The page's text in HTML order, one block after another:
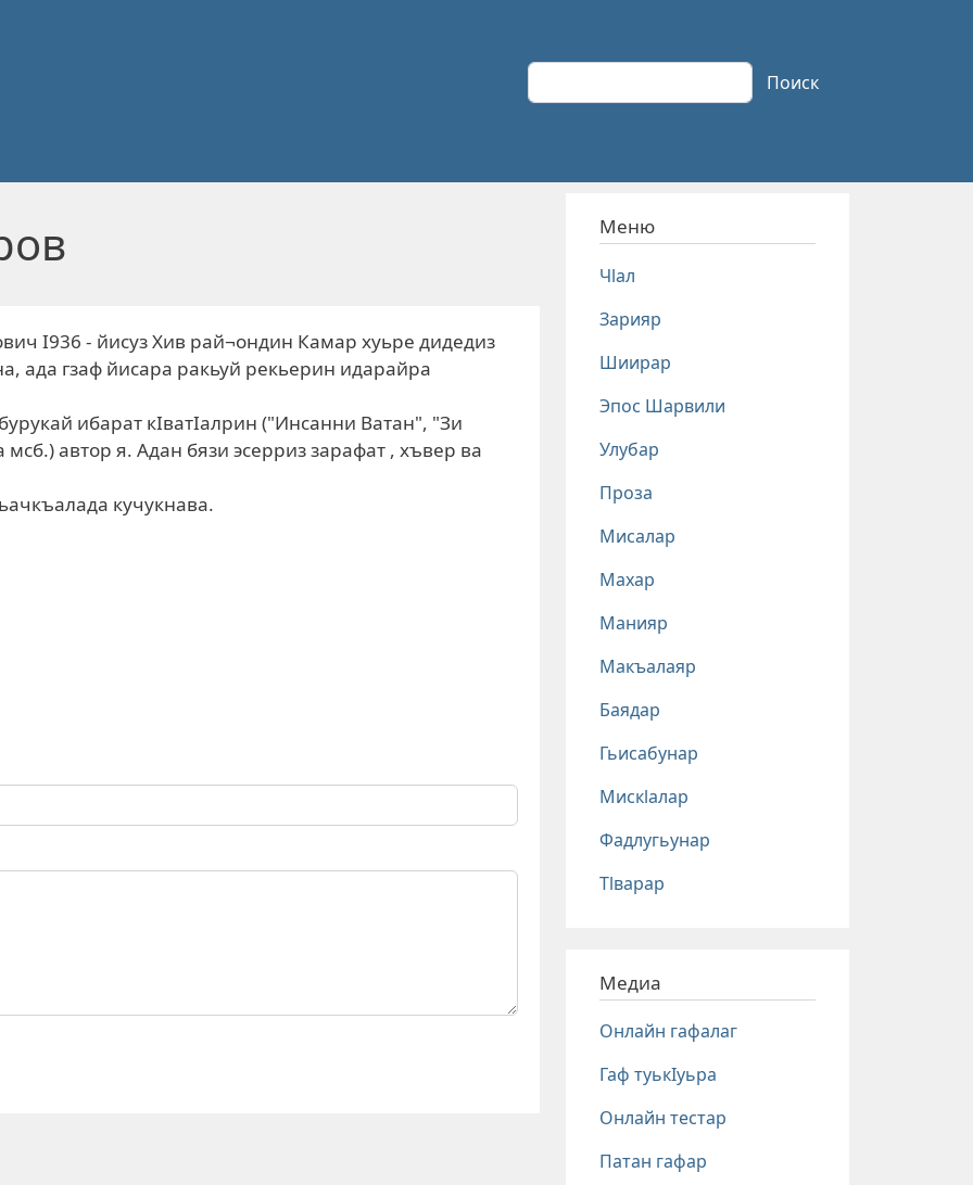
Поиск Поиск
I936 - йисуз Хив рай¬ондин Камар хуьре дидедиз
ада гзаф йисара ракьуй рекьерин идарайра
ибарат кIватIалрин ("Инсанни Ватан", "Зи
автор я. Адан бязи эсерриз зарафат , хъвер ва
кучукнава.
Меню
Чlал
Зарияр
Шиирар
Эпос Шарвили
Улубар
Проза
Мисалар
Махар
Манияр
Макъалаяр
Баядар
Гьисабунар
Мискlалар
Фадлугьунар
Тlварар
Медиа
Онлайн гафалаг
Гаф туькIуьра
Онлайн тестар
Патан гафар